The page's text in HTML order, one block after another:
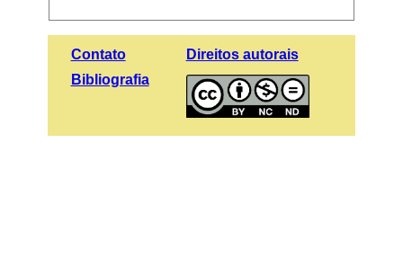
Contato
Bibliografia
Direitos autorais